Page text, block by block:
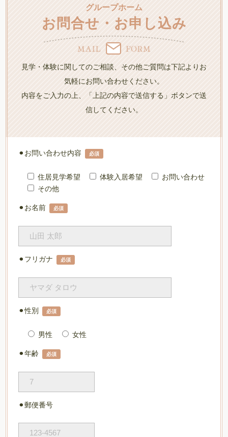
グループホーム
お問合せ・お申し込み
見学・体験に関してのご相談、その他ご質問は下記よりお
気軽にお問い合わせください。
内容をご入力の上、「上記の内容で送信する」ボタンで送
信してください。
⚫︎お問い合わせ内容 必須
住居見学希望 体験入居希望
お問い合わせ
その他
⚫︎お名前 必須
⚫︎フリガナ 必須
⚫︎性別 必須
男性 女性
⚫︎年齢 必須
⚫︎郵便番号